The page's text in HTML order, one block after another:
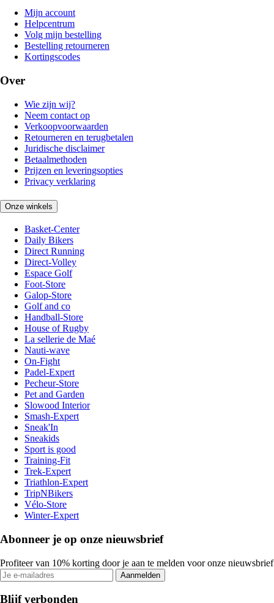
Mijn account
Helpcentrum
Volg mijn bestelling
Bestelling retourneren
Kortingscodes
Over
Wie zijn wij?
Neem contact op
Verkoopvoorwaarden
Retourneren en terugbetalen
Juridische disclaimer
Betaalmethoden
Prijzen en leveringsopties
Privacy verklaring
Onze winkels
Basket-Center
Daily Bikers
Direct Running
Direct-Volley
Espace Golf
Foot-Store
Galop-Store
Golf and co
Handball-Store
House of Rugby
La sellerie de Maé
Nauti-wave
On-Fight
Padel-Expert
Pecheur-Store
Pet and Garden
Slowood Interior
Smash-Expert
Sneak'In
Sneakids
Sport is good
Training-Fit
Trek-Expert
Triathlon-Expert
TripNBikers
Vélo-Store
Winter-Expert
Abonneer je op onze nieuwsbrief
Profiteer van 10% korting door je aan te melden voor onze nieuwsbrief
Aanmelden
Blijf verbonden